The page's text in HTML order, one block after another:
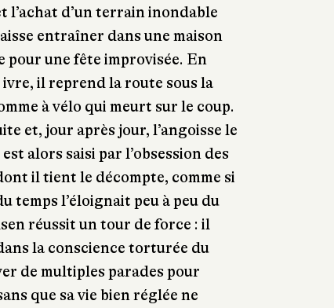
l’achat d’un terrain inondable
entraîner dans une maison
pour une fête improvisée. En
il reprend la route sous la
à vélo qui meurt sur le coup.
et, jour après jour, l’angoisse le
alors saisi par l’obsession des
il tient le décompte, comme si
temps l’éloignait peu à peu du
réussit un tour de force : il
la conscience torturée du
de multiples parades pour
que sa vie bien réglée ne